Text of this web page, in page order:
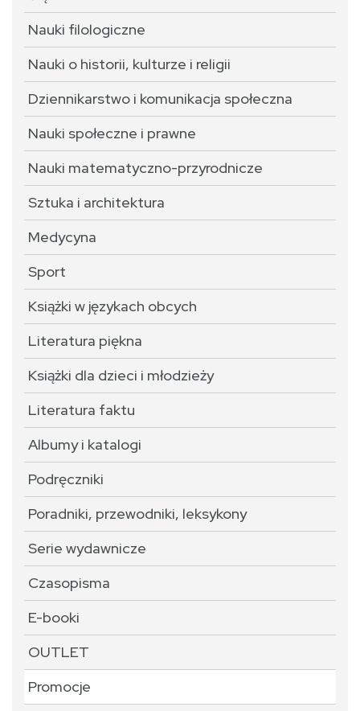
Nauki filologiczne
Nauki o historii, kulturze i religii
Dziennikarstwo i komunikacja społeczna
Nauki społeczne i prawne
Nauki matematyczno-przyrodnicze
Sztuka i architektura
Medycyna
Sport
Książki w językach obcych
Literatura piękna
Książki dla dzieci i młodzieży
Literatura faktu
Albumy i katalogi
Podręczniki
Poradniki, przewodniki, leksykony
Serie wydawnicze
Czasopisma
E-booki
OUTLET
Promocje